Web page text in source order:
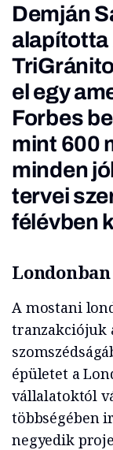
Demján
alapította
el egy
Forbes
mint 600
minden
tervei
félévben
A mostani
tranzakciójuk
épületet a
vállalatoktól
többségében
negyedik